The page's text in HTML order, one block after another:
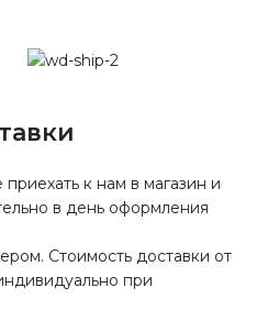
к нам в магазин и
в день оформления
Стоимость доставки от
при